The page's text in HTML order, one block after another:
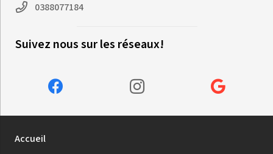
0388077184
Suivez nous sur les réseaux!
Accueil